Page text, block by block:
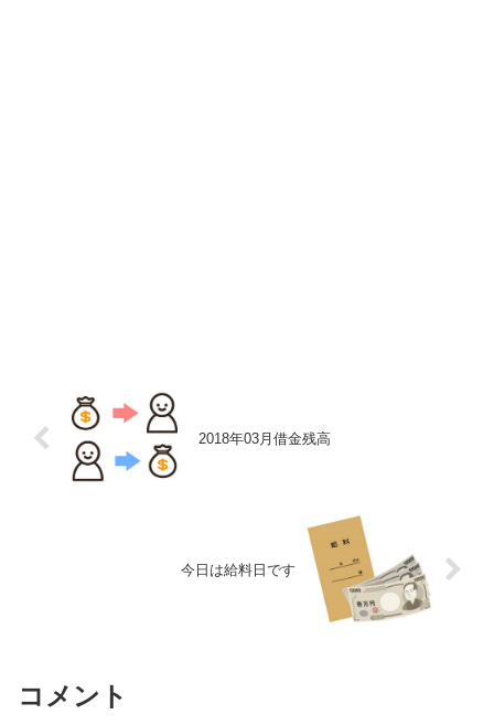
2018年03月借金残高
今日は給料日です
コメント